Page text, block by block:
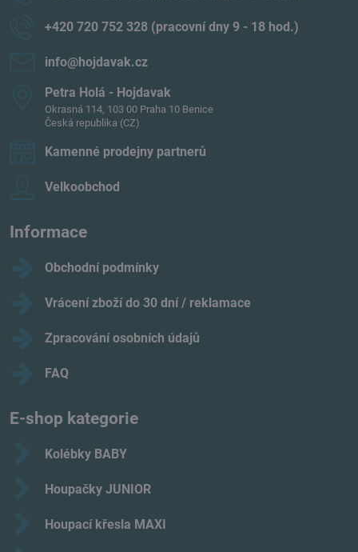
+420 720 752 328 (pracovní dny 9 - 18 hod​.)
info​@hojdavak​.cz
Petra Holá - Hojdavak
Okrasná 114, 103 00 Praha 10 Benice
Česká republika (CZ)
Kamenné prodejny partnerů
Velkoobchod
Informace
Obchodní podmínky
Vrácení zboží do 30 dní / reklamace
Zpracování osobních údajů
FAQ
E-shop kategorie
Kolébky BABY
Houpačky JUNIOR
Houpací křesla MAXI